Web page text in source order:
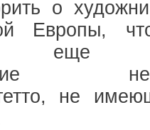
о
Европы,
еще
не